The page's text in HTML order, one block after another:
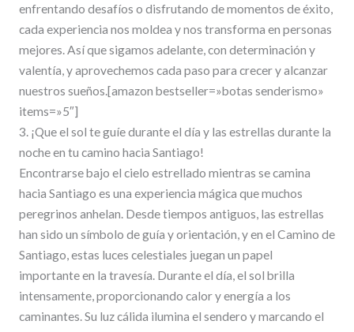
enfrentando desafíos o disfrutando de momentos de éxito,
cada experiencia nos moldea y nos transforma en personas
mejores. Así que sigamos adelante, con determinación y
valentía, y aprovechemos cada paso para crecer y alcanzar
nuestros sueños.[amazon bestseller=»botas senderismo»
items=»5″]
3. ¡Que el sol te guíe durante el día y las estrellas durante la
noche en tu camino hacia Santiago!
Encontrarse bajo el cielo estrellado mientras se camina
hacia Santiago es una experiencia mágica que muchos
peregrinos anhelan. Desde tiempos antiguos, las estrellas
han sido un símbolo de guía y orientación, y en el Camino de
Santiago, estas luces celestiales juegan un papel
importante en la travesía. Durante el día, el sol brilla
intensamente, proporcionando calor y energía a los
caminantes. Su luz cálida ilumina el sendero y marcando el